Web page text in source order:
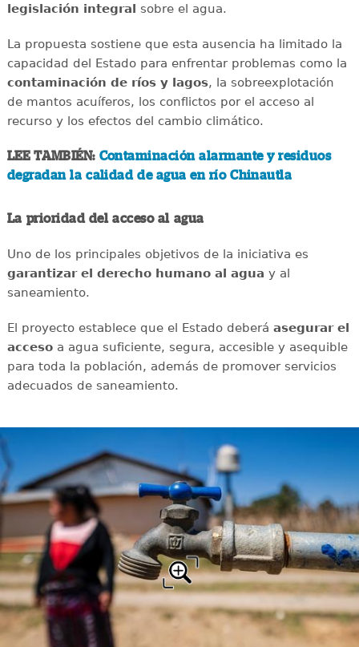
legislación integral sobre el agua.
La propuesta sostiene que esta ausencia ha limitado la
capacidad del Estado para enfrentar problemas como la
contaminación de ríos y lagos, la sobreexplotación
de mantos acuíferos, los conflictos por el acceso al
recurso y los efectos del cambio climático.
LEE TAMBIÉN: Contaminación alarmante y residuos
degradan la calidad de agua en río Chinautla
La prioridad del acceso al agua
Uno de los principales objetivos de la iniciativa es
garantizar el derecho humano al agua y al
saneamiento.
El proyecto establece que el Estado deberá asegurar el
accesoa agua suficiente, segura, accesible y asequible
para toda la población, además de promover servicios
adecuados de saneamiento.